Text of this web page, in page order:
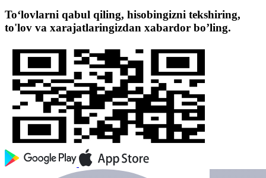
To‘lovlarni qabul qiling, hisobingizni tekshiring,
to'lov va xarajatlaringizdan xabardor bo’ling.